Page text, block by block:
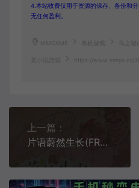
4.本站收费仅用于资源的保存、备份和
无任何盈利。
MMGAME 鸟之谜
https://www.mmyx.cc/
上一篇：
片语蔚然生长(FRAGMENT A STORY IN GROWING)简中|PC|AVG|碎片式互动叙事游戏